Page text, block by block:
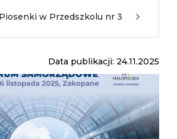
w Przedszkolu nr 3
Data publikacji: 24.11.2025